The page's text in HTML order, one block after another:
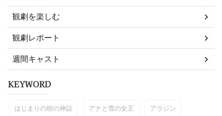
観劇を楽しむ
観劇レポート
週間キャスト
KEYWORD
はじまりの樹の神話 アナと雪の女王 アラジン